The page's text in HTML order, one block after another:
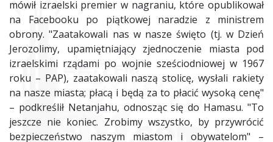
mówił izraelski premier w nagraniu, które opublikował
na Facebooku po piątkowej naradzie z ministrem
obrony. "Zaatakowali nas w nasze święto (tj. w Dzień
Jerozolimy, upamiętniający zjednoczenie miasta pod
izraelskimi rządami po wojnie sześciodniowej w 1967
roku – PAP), zaatakowali naszą stolicę, wysłali rakiety
na nasze miasta; płacą i będą za to płacić wysoką cenę"
– podkreślił Netanjahu, odnosząc się do Hamasu. "To
jeszcze nie koniec. Zrobimy wszystko, by przywrócić
bezpieczeństwo naszym miastom i obywatelom" –